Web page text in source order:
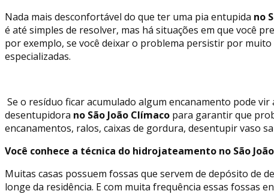
Nada mais desconfortável do que ter uma pia entupida no
é até simples de resolver, mas há situações em que você
por exemplo, se você deixar o problema persistir por
especializadas.
Se o resíduo ficar acumulado algum encanamento pode
desentupidora no São João Clímaco para garantir que
encanamentos, ralos, caixas de gordura, desentupir vaso
Você conhece a técnica do hidrojateamento no São
Muitas casas possuem fossas que servem de depósito de
longe da residência. E com muita frequência essas fossas